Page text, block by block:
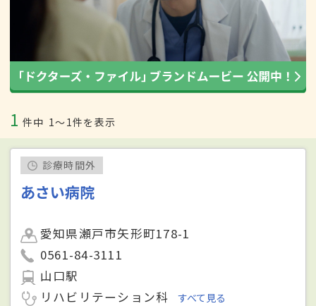
1 件中 1〜1件を表示
診療時間外
あさい病院
愛知県瀬戸市矢形町178-1
0561-84-3111
山口駅
リハビリテーション科
すべて見る